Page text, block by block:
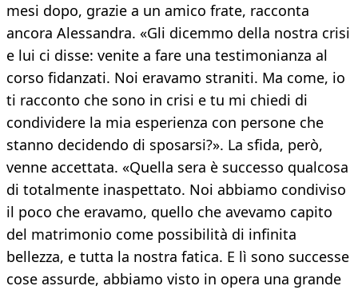
mesi dopo, grazie a un amico frate, racconta
ancora Alessandra. «Gli dicemmo della nostra crisi
e lui ci disse: venite a fare una testimonianza al
corso fidanzati. Noi eravamo straniti. Ma come, io
ti racconto che sono in crisi e tu mi chiedi di
condividere la mia esperienza con persone che
stanno decidendo di sposarsi?». La sfida, però,
venne accettata. «Quella sera è successo qualcosa
di totalmente inaspettato. Noi abbiamo condiviso
il poco che eravamo, quello che avevamo capito
del matrimonio come possibilità di infinita
bellezza, e tutta la nostra fatica. E lì sono successe
cose assurde, abbiamo visto in opera una grande